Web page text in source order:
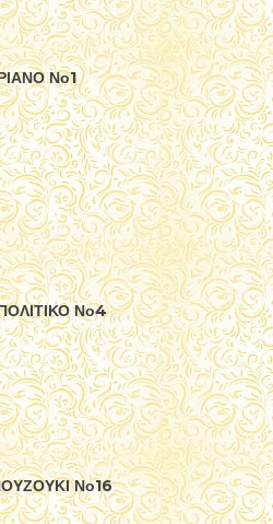
Νο1
Νο4
Νο16